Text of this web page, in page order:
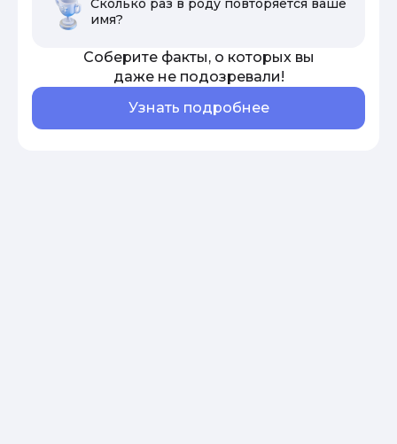
Сколько раз в роду повторяется ваше
имя?
Соберите факты, о которых вы
даже не подозревали!
Узнать подробнее